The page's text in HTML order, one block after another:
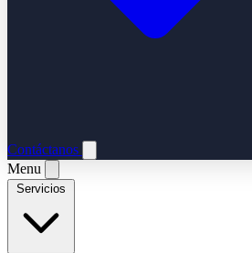
Contáctanos
Menu